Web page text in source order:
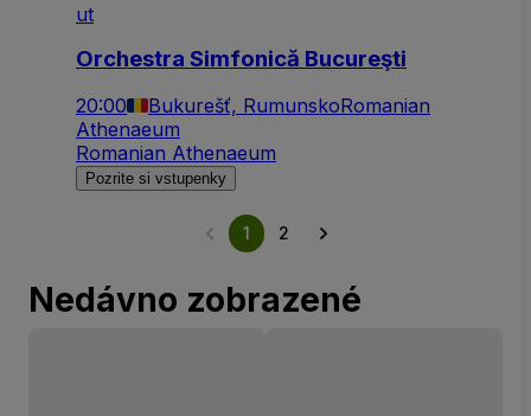
ut
Orchestra Simfonică Bucureşti
20:00 Bukurešť, RumunskoRomanian
Athenaeum
Romanian Athenaeum
Pozrite si vstupenky
1 2
Nedávno zobrazené